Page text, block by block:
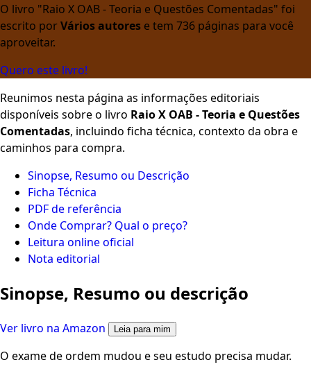
O livro "Raio X OAB - Teoria e Questões Comentadas" foi
escrito porVários autores e tem 736 páginas para você
aproveitar.
Quero este livro!
Reunimos nesta página as informações editoriais
disponíveis sobre o livro Raio X OAB - Teoria e Questões
Comentadas, incluindo ficha técnica, contexto da obra e
caminhos para compra.
Sinopse, Resumo ou Descrição
Ficha Técnica
PDF de referência
Onde Comprar? Qual o preço?
Leitura online oficial
Nota editorial
Sinopse, Resumo ou descrição
Ver livro na Amazon Leia para mim
O exame de ordem mudou e seu estudo precisa mudar.